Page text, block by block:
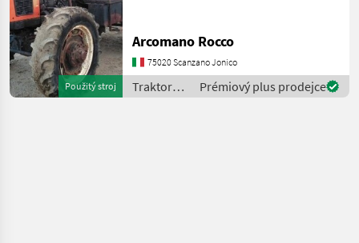
Použitý stroj
Arcomano Rocco
75020 Scanzano Jonico
Traktory /
Zetor
Prémiový plus prodejce